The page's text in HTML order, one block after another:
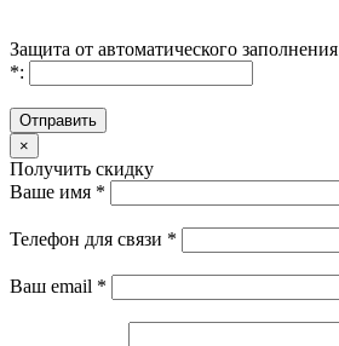
Защита от автоматического заполнения
*:
Отправить
×
Получить скидку
Ваше имя *
Телефон для связи *
Ваш email *